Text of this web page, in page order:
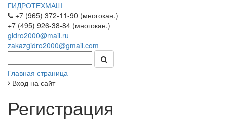
ГИДРОТЕХМАШ
+7 (965) 372-11-90 (многокан.)
+7 (495) 926-38-84 (многокан.)
gidro2000@mail.ru
zakazgidro2000@gmail.com
Главная страница
Вход на сайт
Регистрация